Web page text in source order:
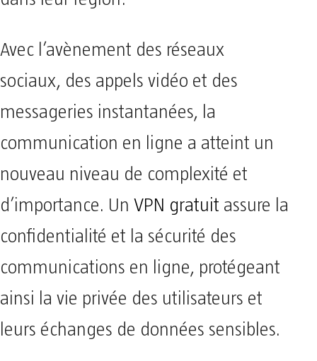
Avec l’avènement des réseaux
sociaux, des appels vidéo et des
messageries instantanées, la
communication en ligne a atteint un
nouveau niveau de complexité et
d’importance. Un VPN gratuit assure la
confidentialité et la sécurité des
communications en ligne, protégeant
ainsi la vie privée des utilisateurs et
leurs échanges de données sensibles.